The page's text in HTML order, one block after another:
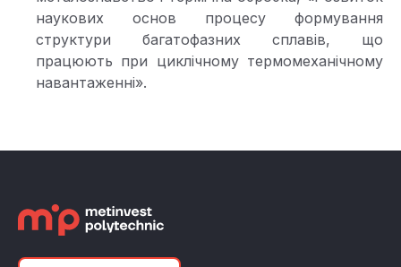
наукових основ процесу формування
структури багатофазних сплавів, що
працюють при циклічному термомеханічному
навантаженні».